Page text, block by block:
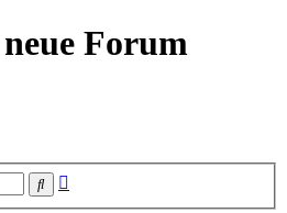
neue Forum
Suche